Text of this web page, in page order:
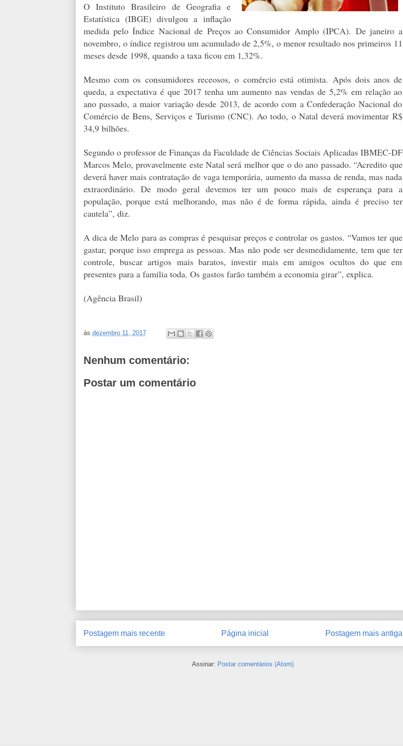
O Instituto Brasileiro de Geografia e
Estatística (IBGE) divulgou a inflação
medida pelo Índice Nacional de Preços ao Consumidor Amplo (IPCA). De janeiro a
novembro, o índice registrou um acumulado de 2,5%, o menor resultado nos primeiros 11
meses desde 1998, quando a taxa ficou em 1,32%.
Mesmo com os consumidores receosos, o comércio está otimista. Após dois anos de
queda, a expectativa é que 2017 tenha um aumento nas vendas de 5,2% em relação ao
ano passado, a maior variação desde 2013, de acordo com a Confederação Nacional do
Comércio de Bens, Serviços e Turismo (CNC). Ao todo, o Natal deverá movimentar R$
34,9 bilhões.
Segundo o professor de Finanças da Faculdade de Ciências Sociais Aplicadas IBMEC-DF
Marcos Melo, provavelmente este Natal será melhor que o do ano passado. “Acredito que
deverá haver mais contratação de vaga temporária, aumento da massa de renda, mas nada
extraordinário. De modo geral devemos ter um pouco mais de esperança para a
população, porque está melhorando, mas não é de forma rápida, ainda é preciso ter
cautela”, diz.
A dica de Melo para as compras é pesquisar preços e controlar os gastos. “Vamos ter que
gastar, porque isso emprega as pessoas. Mas não pode ser desmedidamente, tem que ter
controle, buscar artigos mais baratos, investir mais em amigos ocultos do que em
presentes para a familia toda. Os gastos farão também a economia girar”, explica.
(Agência Brasil)
às dezembro 11, 2017
Nenhum comentário:
Postar um comentário
Postagem mais recente Postagem mais antiga
Página inicial
Assinar: Postar comentários (Atom)